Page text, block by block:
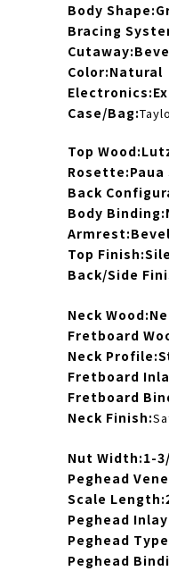
Body Shape:
Bracing
Cutaway:
Color:Natural
Electronics:
Case/Bag:
Top Wood:
Rosette:
Back
Body Binding:
Armrest:
Top Finish:
Back/Side
Neck Wood:
Fretboard
Neck Profile:
Fretboard
Fretboard
Neck Finish:
Nut Width:1-
Peghead
Scale Length:
Peghead
Peghead
Peghead